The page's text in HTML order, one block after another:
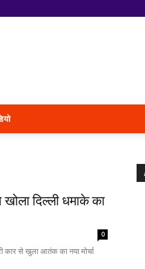
दिल्ली धमाके का
0
कार से खुला आतंक का नया मोर्चा